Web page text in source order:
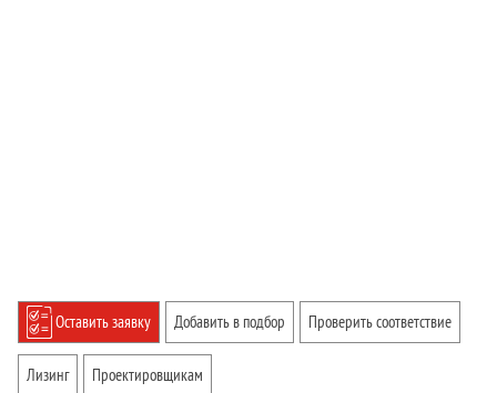
Оставить заявку Добавить в подбор Проверить соответствие
Лизинг Проектировщикам